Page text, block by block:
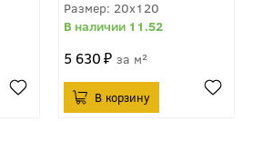
20x120
11.52
5 630 м²